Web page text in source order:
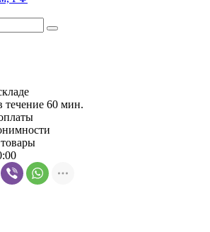
течение 60 мин.